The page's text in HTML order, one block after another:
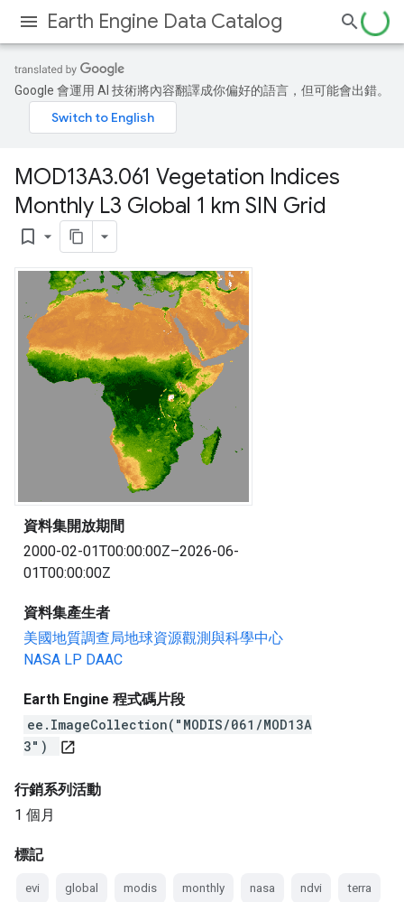
Earth Engine Data Catalog
Google 會運用 AI 技術將內容翻譯成你偏好的語言，但可能會出錯。
MOD13A3.061 Vegetation Indices
Monthly L3 Global 1 km SIN Grid
bookmark_border
資料集開放期間
2000-02-01T00:00:00Z–2026-06-
01T00:00:00Z
資料集產生者
美國地質調查局地球資源觀測與科學中心
NASA LP DAAC
Earth Engine 程式碼片段
ee.ImageCollection("MODIS/061/MOD13A
3")
open_in_new
行銷系列活動
1 個月
標記
evi global modis monthly nasa ndvi terra